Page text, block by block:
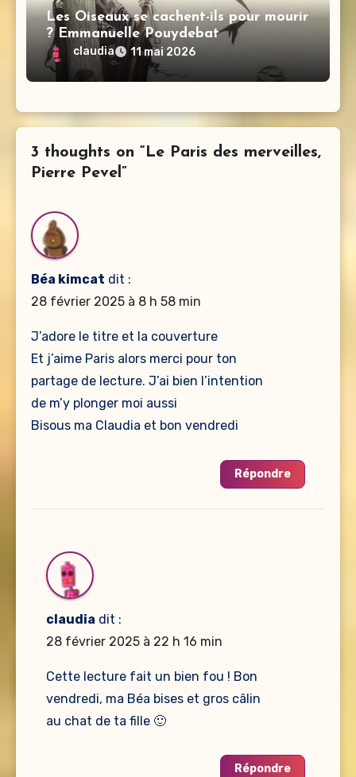
Les Oiseaux se cachent-ils pour mourir
? Emmanuelle Pouydebat
claudia 11 mai 2026
3 thoughts on “Le Paris des merveilles,
Pierre Pevel”
Béa kimcat dit :
28 février 2025 à 8 h 58 min
J’adore le titre et la couverture
Et j’aime Paris alors merci pour ton
partage de lecture. J’ai bien l’intention
de m’y plonger moi aussi
Bisous ma Claudia et bon vendredi
Répondre
claudia dit :
28 février 2025 à 22 h 16 min
Cette lecture fait un bien fou ! Bon
vendredi, ma Béa bises et gros câlin
au chat de ta fille 🙂
Répondre